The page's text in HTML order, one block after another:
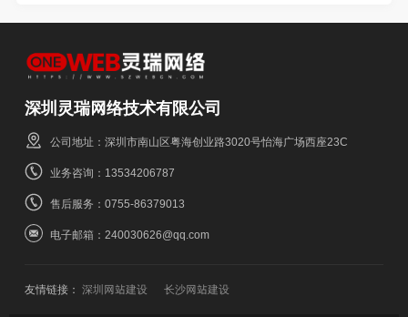
深圳灵瑞网络技术有限公司
公司地址：深圳市南山区粤海创业路3020号怡海广场西座23C
业务咨询：13534206787
售后服务：0755-86379013
电子邮箱：240030626@qq.com
友情链接：深圳网站建设 长沙网站建设